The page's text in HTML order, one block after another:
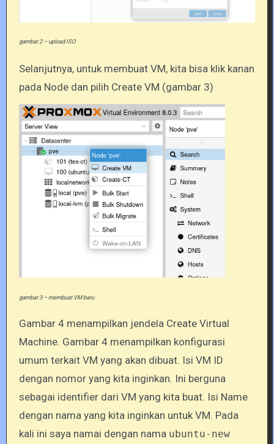
gambar 2 – upload ISO
Selanjutnya, untuk membuat VM, kita bisa klik kanan
pada Node dan pilih Create VM (gambar 3)
gambar 3 – membuat VM baru
Gambar 4 menampilkan jendela Create Virtual
Machine. Gambar 4 menampilkan konfigurasi
umum terkait VM yang akan dibuat. Isi VM ID
dengan nomor yang kita inginkan. Ini berguna
sebagai identifier dari VM yang kita buat. Isi Name
dengan nama yang kita inginkan untuk VM. Pada
kali ini saya namai dengan nama ubuntu-new